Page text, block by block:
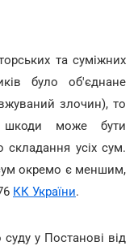
та суміжних
було об'єднане
злочин), то
шкоди може бути
усіх сум.
окремо є меншим,
КК України.
у Постанові від